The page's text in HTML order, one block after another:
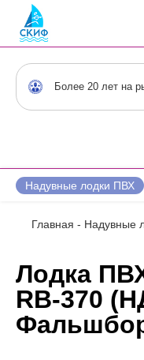
Более 20 лет на
Надувные лодки ПВХ
Главная - Надувные
Лодка
RB-370